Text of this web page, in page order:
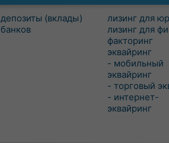
депозиты (вклады)
банков
лизинг для
лизинг для
факторинг
эквайринг
- мобильный
эквайринг
- торговый
- интернет-
эквайринг